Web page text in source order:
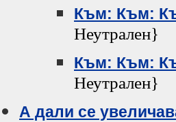
Към: Към:
Неутрален}
Към: Към:
Неутрален}
А дали се